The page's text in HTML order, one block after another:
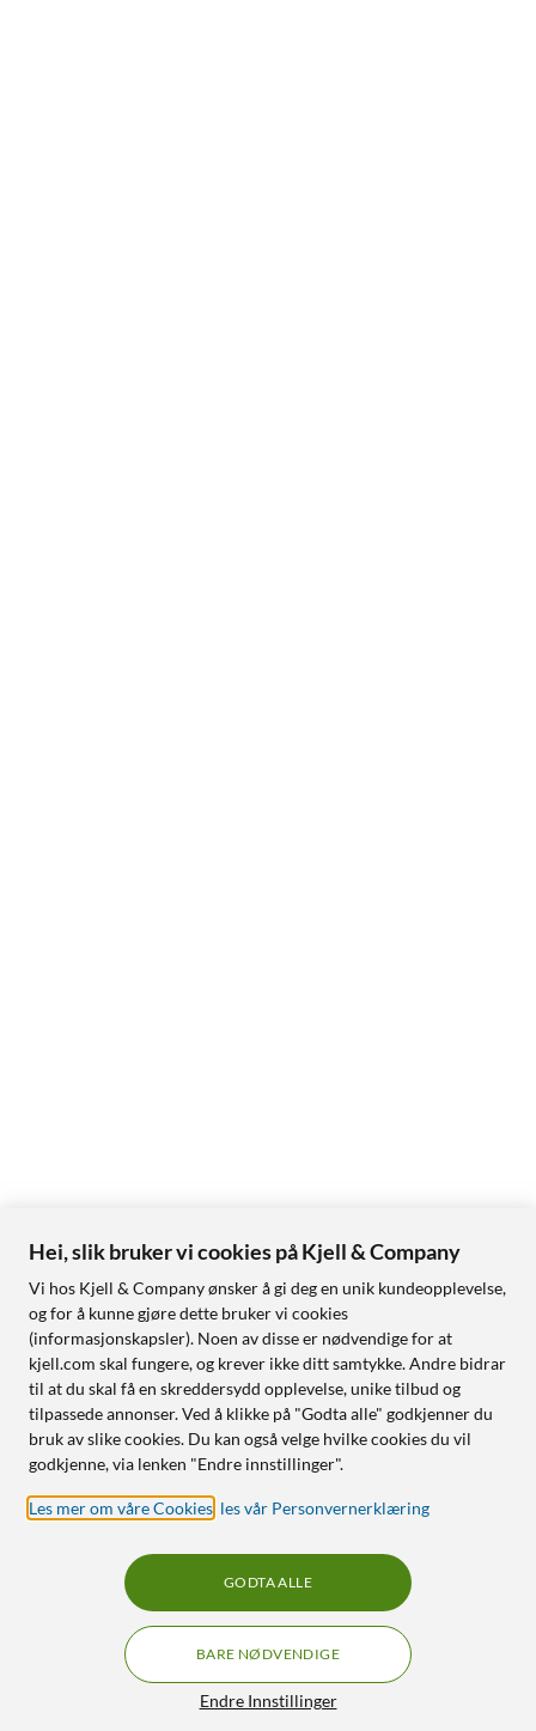
Hei, slik bruker vi cookies på Kjell & Company
Vi hos Kjell & Company ønsker å gi deg en unik kundeopplevelse,
og for å kunne gjøre dette bruker vi cookies
(informasjonskapsler). Noen av disse er nødvendige for at
kjell.com skal fungere, og krever ikke ditt samtykke. Andre bidrar
til at du skal få en skreddersydd opplevelse, unike tilbud og
tilpassede annonser. Ved å klikke på "Godta alle" godkjenner du
bruk av slike cookies. Du kan også velge hvilke cookies du vil
godkjenne, via lenken "Endre innstillinger".
Les mer om våre Cookies les vår Personvernerklæring
Endre Innstillinger
BARE NØDVENDIGE
GODTA ALLE